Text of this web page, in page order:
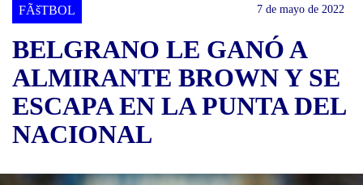
FÃšTBOL 7 de mayo de 2022
BELGRANO LE GANÓ A
ALMIRANTE BROWN Y SE
ESCAPA EN LA PUNTA DEL
NACIONAL